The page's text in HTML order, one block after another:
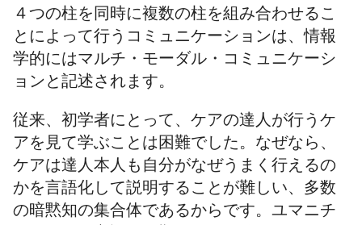
４つの柱を同時に複数の柱を組み合わせるこ
とによって行うコミュニケーションは、情報
学的にはマルチ・モーダル・コミュニケーシ
ョンと記述されます。
従来、初学者にとって、ケアの達人が行うケ
アを見て学ぶことは困難でした。なぜなら、
ケアは達人本人も自分がなぜうまく行えるの
かを言語化して説明することが難しい、多数
の暗黙知の集合体であるからです。ユマニチ